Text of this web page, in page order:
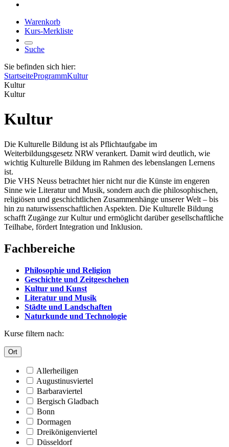
Warenkorb
Kurs-Merkliste
Suche
Sie befinden sich hier:
StartseiteProgrammKultur
Kultur
Kultur
Kultur
Die Kulturelle Bildung ist als Pflichtaufgabe im
Weiterbildungsgesetz NRW verankert. Damit wird deutlich, wie
wichtig Kulturelle Bildung im Rahmen des lebenslangen Lernens
ist.
Die VHS Neuss betrachtet hier nicht nur die Künste im engeren
Sinne wie Literatur und Musik, sondern auch die philosophischen,
religiösen und geschichtlichen Zusammenhänge unserer Welt – bis
hin zu naturwissenschaftlichen Aspekten. Die Kulturelle Bildung
schafft Zugänge zur Kultur und ermöglicht darüber gesellschaftliche
Teilhabe, fördert Integration und Inklusion.
Fachbereiche
Philosophie und Religion
Geschichte und Zeitgeschehen
Kultur und Kunst
Literatur und Musik
Städte und Landschaften
Naturkunde und Technologie
Kurse filtern nach:
Ort
Allerheiligen
Augustinusviertel
Barbaraviertel
Bergisch Gladbach
Bonn
Dormagen
Dreikönigenviertel
Düsseldorf